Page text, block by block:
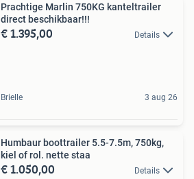
Prachtige Marlin 750KG kanteltrailer
direct beschikbaar!!!
€ 1.395,00 Details
Brielle 3 aug 26
Humbaur boottrailer 5.5-7.5m, 750kg,
kiel of rol. nette staa
€ 1.050,00 Details